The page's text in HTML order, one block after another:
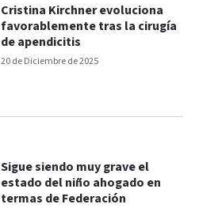
20 de Diciembre de 2025
Cristina Kirchner evoluciona
favorablemente tras la cirugía
de apendicitis
Sigue siendo muy grave el
estado del niño ahogado en
termas de Federación